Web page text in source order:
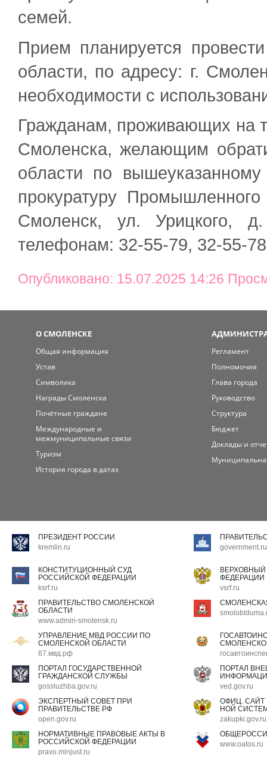
семей.
Прием планируется
области, по адресу: г.
необходимости с
Гражданам, проживающих на
Смоленска, желающим
области по
прокуратуру
Смоленск, ул. Урицкого,
телефонам: 32-55-79, 32-55-
Опубликовано: 15.07.2025 14:26
О СМОЛЕНСКЕ
Общая информация
Устав
Символика
Награды Смоленска
Почётные граждане
Международные и
межмуниципальные связи
Туризм
История города в датах
Регламент
Полномочия
Глава города
Руководство
Структура
Бюджет
Доклады и
ПРЕЗИДЕНТ РОССИИ
kremlin.ru
government.ru
КОНСТИТУЦИОННЫЙ СУД
РОССИЙСКОЙ ФЕДЕРАЦИИ
ksrf.ru
ФЕДЕРАЦИИ
vsrf.ru
ПРАВИТЕЛЬСТВО СМОЛЕНСКОЙ
ОБЛАСТИ
www.admin-smolensk.ru
УПРАВЛЕНИЕ МВД РОССИИ ПО
СМОЛЕНСКОЙ ОБЛАСТИ
67.мвд.рф
ПОРТАЛ ГОСУДАРСТВЕННОЙ
ГРАЖДАНСКОЙ СЛУЖБЫ
gossluzhba.gov.ru
ПОРТАЛ
ved.gov.ru
ЭКСПЕРТНЫЙ СОВЕТ ПРИ
ПРАВИТЕЛЬСТВЕ РФ
open.gov.ru
ОФИЦ.
НОЙ
zakupki.gov.ru
НОРМАТИВНЫЕ ПРАВОВЫЕ АКТЫ В
РОССИЙСКОЙ ФЕДЕРАЦИИ
pravo.minjust.ru
www.oatos.ru